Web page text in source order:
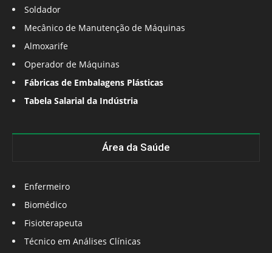
Soldador
Mecânico de Manutenção de Máquinas
Almoxarife
Operador de Máquinas
Fábricas de Embalagens Plásticas
Tabela Salarial da Indústria
Área da Saúde
Enfermeiro
Biomédico
Fisioterapeuta
Técnico em Análises Clínicas